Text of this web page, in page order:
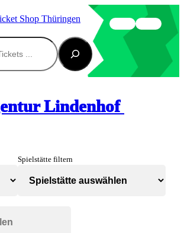
Lindenhof
Spielstätte filtern